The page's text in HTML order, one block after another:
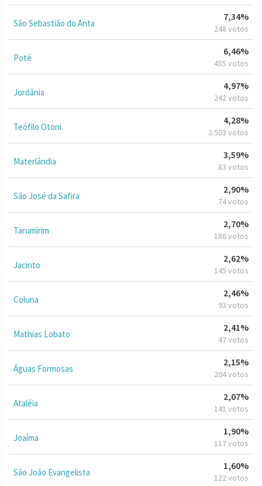
São Sebastião do Anta
7,34%
248 votos
Poté
6,46%
455 votos
Jordânia
4,97%
242 votos
Teófilo Otoni
4,28%
2.503 votos
Materlândia
3,59%
83 votos
São José da Safira
2,90%
74 votos
Tarumirim
2,70%
186 votos
Jacinto
2,62%
145 votos
Coluna
2,46%
93 votos
Mathias Lobato
2,41%
47 votos
Águas Formosas
2,15%
204 votos
Ataléia
2,07%
141 votos
Joaíma
1,90%
117 votos
São João Evangelista
1,60%
122 votos